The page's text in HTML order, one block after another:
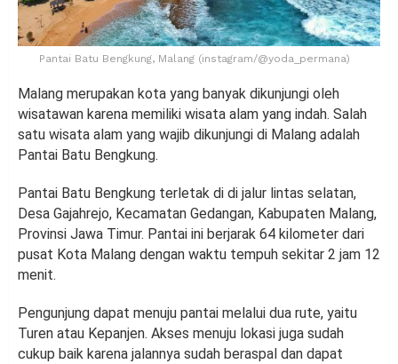
Pantai Batu Bengkung, Malang (instagram/@yoda_permana)
Malang merupakan kota yang banyak dikunjungi oleh
wisatawan karena memiliki wisata alam yang indah. Salah
satu wisata alam yang wajib dikunjungi di Malang adalah
Pantai Batu Bengkung.
Pantai Batu Bengkung terletak di di jalur lintas selatan,
Desa Gajahrejo, Kecamatan Gedangan, Kabupaten Malang,
Provinsi Jawa Timur. Pantai ini berjarak 64 kilometer dari
pusat Kota Malang dengan waktu tempuh sekitar 2 jam 12
menit.
Pengunjung dapat menuju pantai melalui dua rute, yaitu
Turen atau Kepanjen. Akses menuju lokasi juga sudah
cukup baik karena jalannya sudah beraspal dan dapat